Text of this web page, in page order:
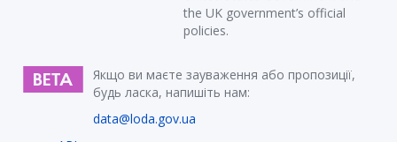
the UK government’s official
policies.
Якщо ви маєте зауваження або пропозиції,
будь ласка, напишіть нам:
data@loda.gov.ua